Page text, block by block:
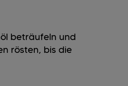
beträufeln und
rösten, bis die